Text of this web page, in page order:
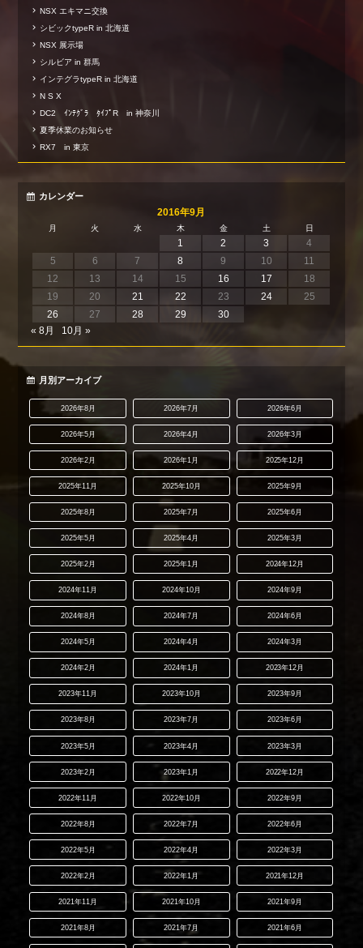
NSX エキマニ交換
シビックtypeR in 北海道
NSX 展示場
シルビア in 群馬
インテグラtypeR in 北海道
N S X
DC2 ｲﾝﾃｸﾞﾗ ﾀｲﾌﾟR in 神奈川
夏季休業のお知らせ
RX7 in 東京
カレンダー
2016年9月
月 火 水 木 金 土 日
1 2 3
4
5
6 7 8 9 10
11
12
13 14 15 16 17
18
19
20 21 22 23 24
25
26
27 28 29
30
« 8月
10月 »
月別アーカイブ
2026年8月 2026年7月 2026年6月
2026年5月 2026年4月 2026年3月
2026年2月 2026年1月 2025年12月
2025年11月 2025年10月 2025年9月
2025年8月 2025年7月 2025年6月
2025年5月 2025年4月 2025年3月
2025年2月 2025年1月 2024年12月
2024年11月 2024年10月 2024年9月
2024年8月 2024年7月 2024年6月
2024年5月 2024年4月 2024年3月
2024年2月 2024年1月 2023年12月
2023年11月 2023年10月 2023年9月
2023年8月 2023年7月 2023年6月
2023年5月 2023年4月 2023年3月
2023年2月 2023年1月 2022年12月
2022年11月 2022年10月 2022年9月
2022年8月 2022年7月 2022年6月
2022年5月 2022年4月 2022年3月
2022年2月 2022年1月 2021年12月
2021年11月 2021年10月 2021年9月
2021年8月 2021年7月 2021年6月